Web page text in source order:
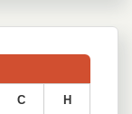
С
Н